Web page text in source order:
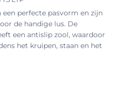
een perfecte pasvorm en zijn
de handige lus. De
een antislip zool, waardoor
het kruipen, staan en het